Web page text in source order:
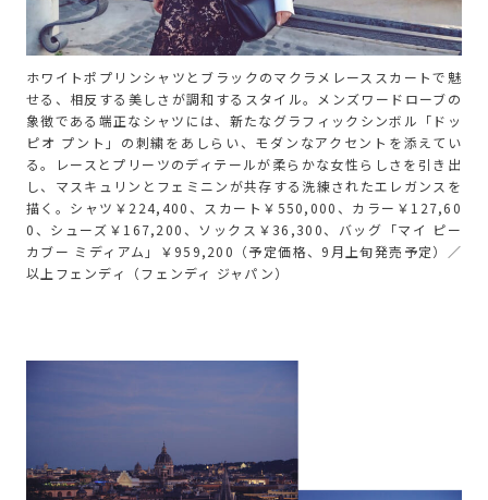
ホワイトポプリンシャツとブラックのマクラメレーススカートで魅
せる、相反する美しさが調和するスタイル。メンズワードローブの
象徴である端正なシャツには、新たなグラフィックシンボル「ドッ
ピオ プント」の刺繍をあしらい、モダンなアクセントを添えてい
る。レースとプリーツのディテールが柔らかな女性らしさを引き出
し、マスキュリンとフェミニンが共存する洗練されたエレガンスを
描く。シャツ￥224,400、スカート￥550,000、カラー￥127,60
0、シューズ￥167,200、ソックス￥36,300、バッグ「マイ ピー
カブー ミディアム」￥959,200（予定価格、9月上旬発売予定）／
以上フェンディ（フェンディ ジャパン）